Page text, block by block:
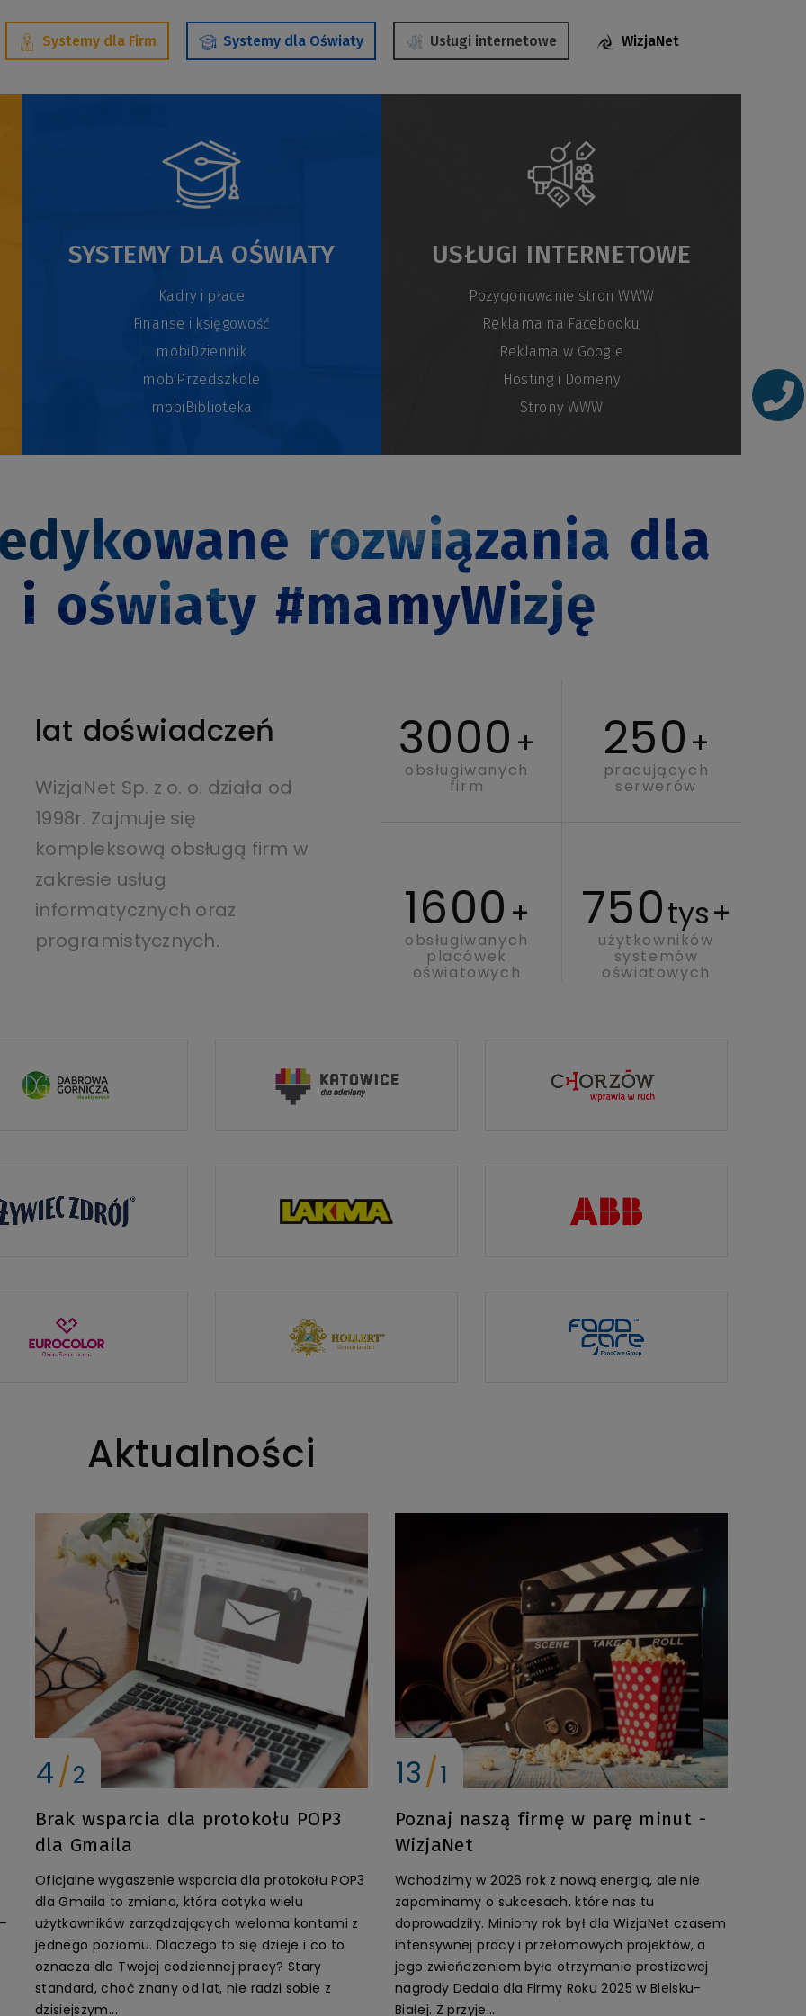
Systemy dla Firm Systemy dla Oświaty Usługi internetowe WizjaNet
SYSTEMY DLA OŚWIATY
Kadry i płace
Finanse i księgowość
mobiDziennik
mobiPrzedszkole
mobiBiblioteka
USŁUGI INTERNETOWE
Pozycjonowanie stron WWW
Reklama na Facebooku
Reklama w Google
Hosting i Domeny
Strony WWW
rozwiązania dla
i oświaty #mamyWizję
lat doświadczeń
WizjaNet Sp. z o. o. działa od
1998r. Zajmuje się
kompleksową obsługą firm w
zakresie usług
informatycznych oraz
programistycznych.
3000 +
obsługiwanych
firm
250 +
pracujących
serwerów
1600 +
obsługiwanych
placówek
oświatowych
750tys+
użytkowników
systemów
oświatowych
Aktualności
4 2
Brak wsparcia dla protokołu POP3
dla Gmaila
Oficjalne wygaszenie wsparcia dla protokołu POP3
dla Gmaila to zmiana, która dotyka wielu
użytkowników zarządzających wieloma kontami z
jednego poziomu. Dlaczego to się dzieje i co to
oznacza dla Twojej codziennej pracy? Stary
standard, choć znany od lat, nie radzi sobie z
dzisiejszym...
13 1
Poznaj naszą firmę w parę minut -
WizjaNet
Wchodzimy w 2026 rok z nową energią, ale nie
zapominamy o sukcesach, które nas tu
doprowadziły. Miniony rok był dla WizjaNet czasem
intensywnej pracy i przełomowych projektów, a
jego zwieńczeniem było otrzymanie prestiżowej
nagrody Dedala dla Firmy Roku 2025 w Bielsku-
Białej. Z przyje...